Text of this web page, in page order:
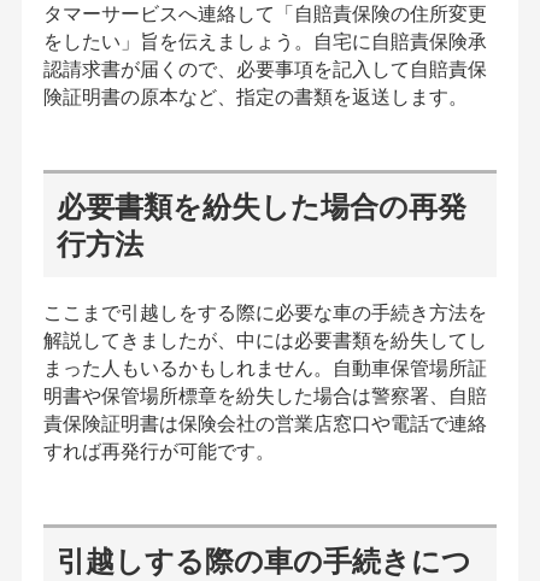
タマーサービスへ連絡して「自賠責保険の住所変更
をしたい」旨を伝えましょう。自宅に自賠責保険承
認請求書が届くので、必要事項を記入して自賠責保
険証明書の原本など、指定の書類を返送します。
必要書類を紛失した場合の再発
行方法
ここまで引越しをする際に必要な車の手続き方法を
解説してきましたが、中には必要書類を紛失してし
まった人もいるかもしれません。自動車保管場所証
明書や保管場所標章を紛失した場合は警察署、自賠
責保険証明書は保険会社の営業店窓口や電話で連絡
すれば再発行が可能です。
引越しする際の車の手続きにつ